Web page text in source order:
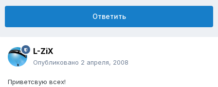
Ответить
L-ZiX
Опубликовано 2 апреля, 2008
Приветсвую всех!